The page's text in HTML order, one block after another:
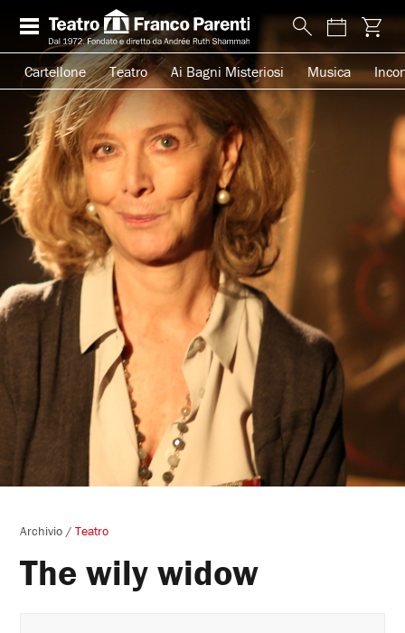
Cartellone Teatro Ai Bagni Misteriosi Musica
Archivio /Teatro
The wily widow